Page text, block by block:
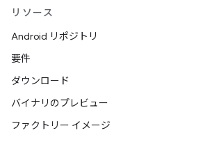
リソース
Android リポジトリ
要件
ダウンロード
バイナリのプレビュー
ファクトリー イメージ